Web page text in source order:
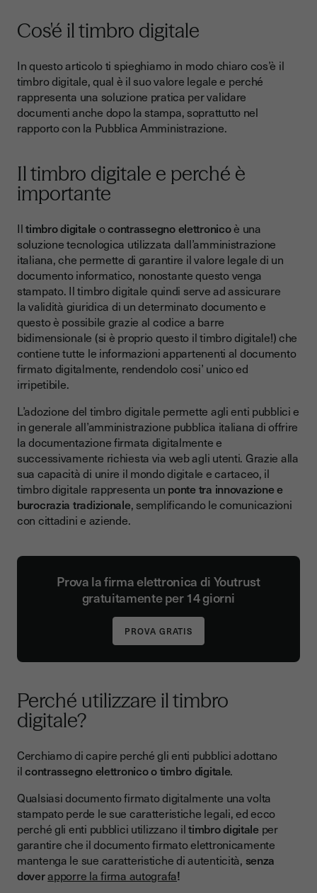
Perché utilizzare il timbro digitale?
Perché non è possibile crearlo da soli?
Casi d’uso del timbro digitale nei diversi settori
L’equivalente del timbro digitale per le aziende: il sigillo
Riassumendo
Cos'é il timbro digitale
In questo articolo ti spieghiamo in modo chiaro cos’è il
timbro digitale, qual è il suo valore legale e perché
rappresenta una soluzione pratica per validare
documenti anche dopo la stampa, soprattutto nel
rapporto con la Pubblica Amministrazione.
Il timbro digitale e perché è
importante
Iltimbro digitaleocontrassegno elettronicoè una
soluzione tecnologica utilizzata dall’amministrazione
italiana, che permette di garantire il valore legale di un
documento informatico, nonostante questo venga
stampato. Il timbro digitale quindi serve ad assicurare
la validità giuridica di un determinato documento e
questo è possibile grazie al codice a barre
bidimensionale (si è proprio questo il timbro digitale!) che
contiene tutte le informazioni appartenenti al documento
firmato digitalmente, rendendolo cosi’ unico ed
irripetibile.
L’adozione del timbro digitale permette agli enti pubblici e
in generale all’amministrazione pubblica italiana di offrire
la documentazione firmata digitalmente e
successivamente richiesta via web agli utenti. Grazie alla
sua capacità di unire il mondo digitale e cartaceo, il
timbro digitale rappresenta un ponte tra innovazione e
burocrazia tradizionale, semplificando le comunicazioni
con cittadini e aziende.
Prova la firma elettronica di Youtrust
gratuitamente per 14 giorni
Perché utilizzare il timbro
digitale?
Cerchiamo di capire perché gli enti pubblici adottano
ilcontrassegno elettronico o timbro digitale.
Qualsiasi documento firmato digitalmente una volta
stampato perde le sue caratteristiche legali, ed ecco
perché gli enti pubblici utilizzano iltimbro digitaleper
garantire che il documento firmato elettronicamente
mantenga le sue caratteristiche di autenticità, senza
doverapporre la firma autografa!